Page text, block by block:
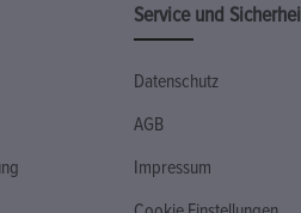
Service und
Datenschutz
AGB
Impressum